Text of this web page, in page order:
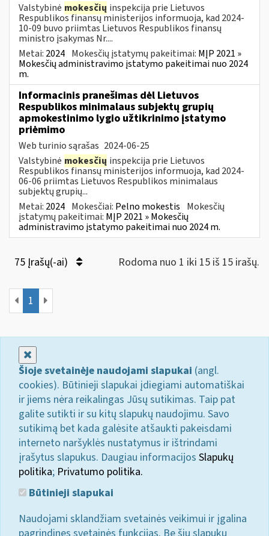
Valstybinė mokesčių inspekcija prie Lietuvos
Respublikos finansų ministerijos informuoja, kad 2024-
10-09 buvo priimtas Lietuvos Respublikos finansų
ministro įsakymas Nr....
Metai: 2024 Mokesčių įstatymų pakeitimai: MĮP 2021 »
Mokesčių administravimo įstatymo pakeitimai nuo 2024
m.
Informacinis pranešimas dėl Lietuvos
Respublikos minimalaus subjektų grupių
apmokestinimo lygio užtikrinimo įstatymo
priėmimo
Web turinio sąrašas 2024-06-25
Valstybinė mokesčių inspekcija prie Lietuvos
Respublikos finansų ministerijos informuoja, kad 2024-
06-06 priimtas Lietuvos Respublikos minimalaus
subjektų grupių...
Metai: 2024 Mokesčiai: Pelno mokestis Mokesčių
įstatymų pakeitimai: MĮP 2021 » Mokesčių
administravimo įstatymo pakeitimai nuo 2024 m.
75 Įrašų(-ai) Rodoma nuo 1 iki 15 iš 15 irašų.
1
Šioje svetainėje naudojami slapukai (angl.
cookies). Būtinieji slapukai įdiegiami automatiškai
ir jiems nėra reikalingas Jūsų sutikimas. Taip pat
galite sutikti ir su kitų slapukų naudojimu. Savo
sutikimą bet kada galėsite atšaukti pakeisdami
interneto naršyklės nustatymus ir ištrindami
įrašytus slapukus. Daugiau informacijos Slapukų
politika; Privatumo politika.
Būtinieji slapukai
Naudojami sklandžiam svetainės veikimui ir įgalina